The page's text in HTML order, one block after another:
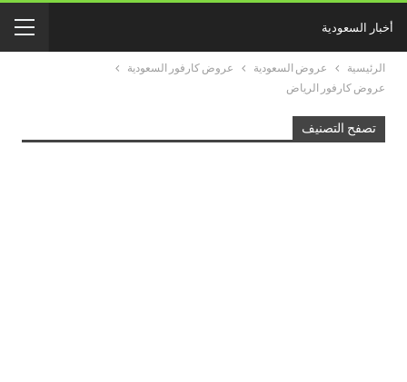
أخبار السعودية
الرئيسية عروض السعودية
عروض كارفور السعودية
عروض كارفور الرياض
تصفح التصنيف